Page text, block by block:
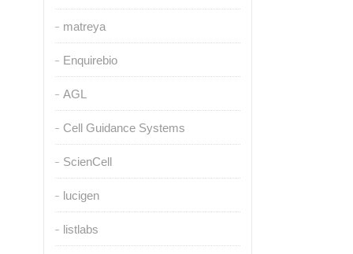
matreya
Enquirebio
AGL
Cell Guidance Systems
ScienCell
lucigen
listlabs